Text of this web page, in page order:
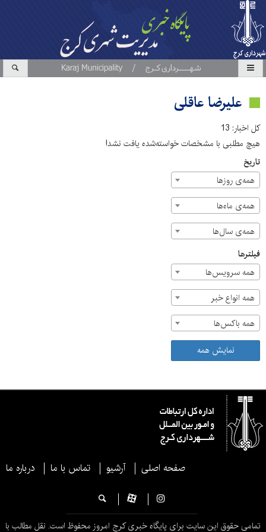
علیرضا عاقلی
کل اخبار: 13
هیچ مطلبی با مشخصات خواسته‌شده یافت نشد!
تاریخ
همه‌ی روزها
همه‌ی ماه‌ها
همه‌ی سال‌ها
فیلترها
همه سرویس‌ها
همه انواع خبر
همه باکس‌ها
نمایش همه
صفحه اصلی آرشیو تماس با ما درباره ما
تمامی حقوق این سایت برای پایگاه خبری کرج امروز محفوظ است. نقل مطالب با